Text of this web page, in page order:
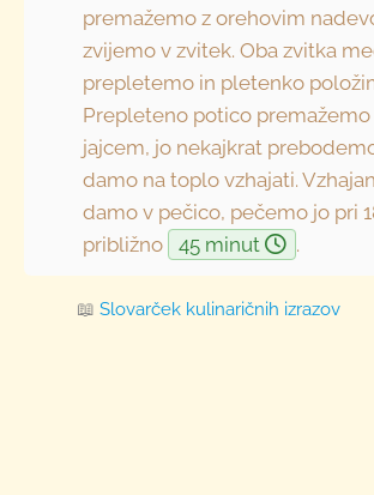
premažemo z orehovim
zvijemo v zvitek. Oba zvitka
prepletemo in pletenko
Prepleteno potico
jajcem, jo nekajkrat
damo na toplo vzhajati.
damo v pečico, pečemo jo pri
približno
45 minut .
📖Slovarček kulinaričnih izrazov